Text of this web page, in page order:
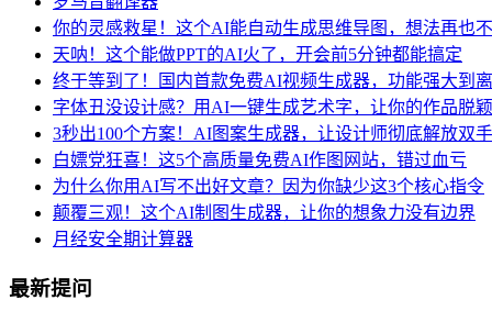
你的灵感救星！这个AI能自动生成思维导图，想法再也
天呐！这个能做PPT的AI火了，开会前5分钟都能搞定
终于等到了！国内首款免费AI视频生成器，功能强大到
字体丑没设计感？用AI一键生成艺术字，让你的作品脱
3秒出100个方案！AI图案生成器，让设计师彻底解放双手
白嫖党狂喜！这5个高质量免费AI作图网站，错过血亏
为什么你用AI写不出好文章？因为你缺少这3个核心指令
颠覆三观！这个AI制图生成器，让你的想象力没有边界
月经安全期计算器
最新提问